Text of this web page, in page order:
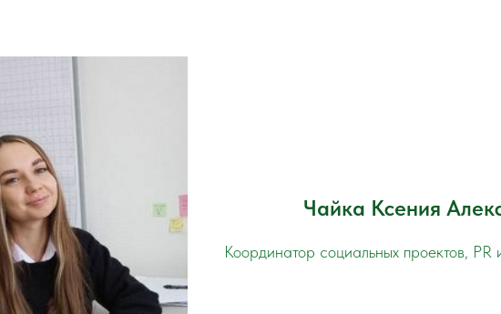
Чайка Ксения
Координатор социальных проектов,